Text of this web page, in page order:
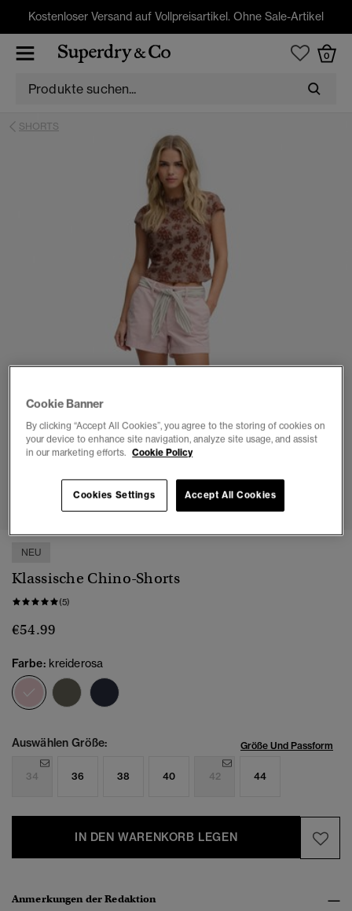
Kostenloser Versand auf Vollpreisartikel. Ohne Sale-Artikel
0
SHORTS
1 2
NEU
Klassische Chino-Shorts
(5)
€54.99
Farbe: kreiderosa
Ausgewählt
Auswählen Größe: Größe Und Passform
34 36 38 40 42 44
IN DEN WARENKORB LEGEN
Anmerkungen der Redaktion
Cookie Banner
By clicking “Accept All Cookies”, you agree to the storing of cookies on
your device to enhance site navigation, analyze site usage, and assist
in our marketing efforts. Cookie Policy
Accept All Cookies
Cookies Settings